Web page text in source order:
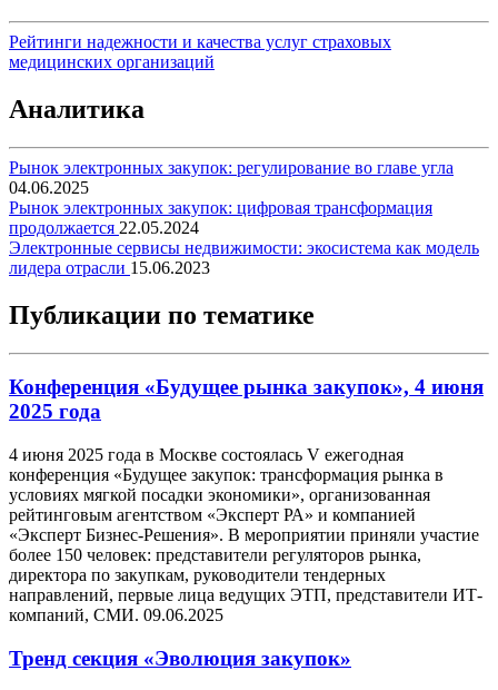
Рейтинги надежности и качества услуг страховых
медицинских организаций
Аналитика
Рынок электронных закупок: регулирование во главе угла
04.06.2025
Рынок электронных закупок: цифровая трансформация
продолжается 22.05.2024
Электронные сервисы недвижимости: экосистема как модель
лидера отрасли 15.06.2023
Публикации по тематике
Конференция «Будущее рынка закупок», 4 июня
2025 года
4 июня 2025 года в Москве состоялась V ежегодная
конференция «Будущее закупок: трансформация рынка в
условиях мягкой посадки экономики», организованная
рейтинговым агентством «Эксперт РА» и компанией
«Эксперт Бизнес-Решения». В мероприятии приняли участие
более 150 человек: представители регуляторов рынка,
директора по закупкам, руководители тендерных
направлений, первые лица ведущих ЭТП, представители ИТ-
компаний, СМИ. 09.06.2025
Тренд секция «Эволюция закупок»